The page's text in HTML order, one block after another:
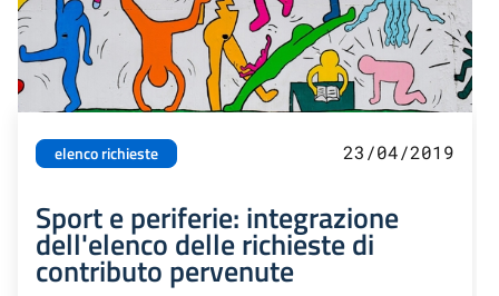
elenco richieste 23/04/2019
Sport e periferie: integrazione
dell'elenco delle richieste di
contributo pervenute